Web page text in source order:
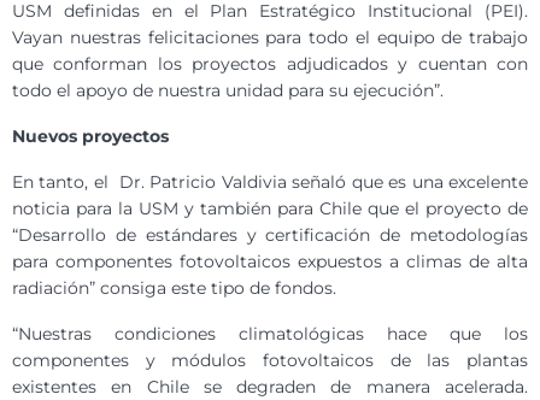
USM definidas en el Plan Estratégico Institucional (PEI).
Vayan nuestras felicitaciones para todo el equipo de trabajo
que conforman los proyectos adjudicados y cuentan con
todo el apoyo de nuestra unidad para su ejecución”.
Nuevos proyectos
En tanto, el Dr. Patricio Valdivia señaló que es una excelente
noticia para la USM y también para Chile que el proyecto de
“Desarrollo de estándares y certificación de metodologías
para componentes fotovoltaicos expuestos a climas de alta
radiación” consiga este tipo de fondos.
“Nuestras condiciones climatológicas hace que los
componentes y módulos fotovoltaicos de las plantas
existentes en Chile se degraden de manera acelerada.